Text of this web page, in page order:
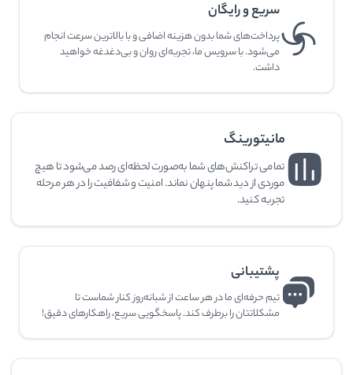
سریع و رایگان
پرداخت‌های شما بدون هزینه اضافی و با بالاترین سرعت انجام
می‌شود. با سرویس ما، تجربه‌ای روان و بی‌دغدغه خواهید
داشت.
مانیتورینگ
تمامی تراکنش‌های شما به‌صورت لحظه‌ای رصد می‌شود تا هیچ
موردی از دید شما پنهان نماند. امنیت و شفافیت را در هر مرحله
تجربه کنید.
پشتیبانی
تیم حرفه‌ای ما در هر ساعت از شبانه‌روز کنار شماست تا
مشکلاتتان را برطرف کند. پاسخگویی سریع، راهکارهای دقیق!